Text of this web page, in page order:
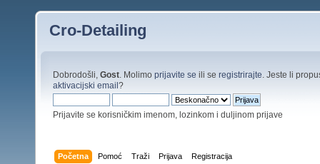
Cro-Detailing
Dobrodošli, Gost . Molimo prijavite se ili se registrirajte . Jeste li
aktivacijski email?
Prijavite se korisničkim imenom, lozinkom i duljinom prijave
Početna Pomoć Traži Prijava Registracija